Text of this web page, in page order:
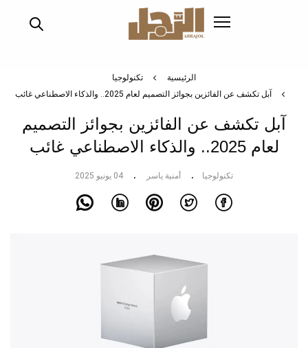
الرئيسية
تكنولوجيا
آبل تكشف عن الفائزين بجوائز التصميم لعام 2025.. والذكاء الاصطناعي غائب
آبل تكشف عن الفائزين بجوائز التصميم
لعام 2025.. والذكاء الاصطناعي غائب
تكنولوجيا أمنية ياسر 04 يونيو 2025